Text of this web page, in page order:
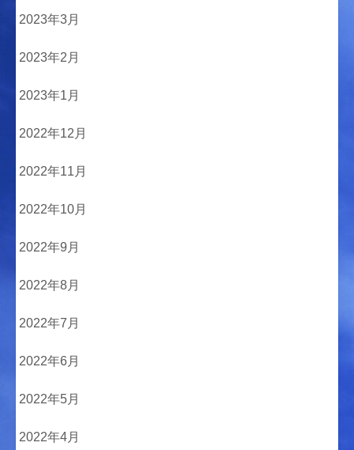
2023年3月
2023年2月
2023年1月
2022年12月
2022年11月
2022年10月
2022年9月
2022年8月
2022年7月
2022年6月
2022年5月
2022年4月